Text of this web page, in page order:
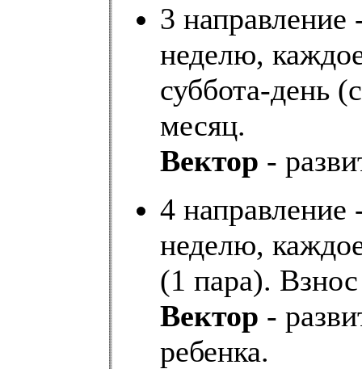
3 направление
неделю,
суббота-день
месяц.
Вектор -
4 направление
неделю,
(1 пара).
Вектор -
ребенка.